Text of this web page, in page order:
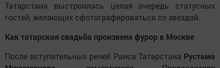
Татарстана выстроилась целая очередь статусных
гостей, желающих сфотографироваться со звездой.
Как татарская свадьба произвела фурор в Москве
После вступительных речей Раиса Татарстана Рустама